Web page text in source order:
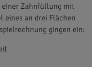
einer Zahnfüllung mit
eines an drei Flächen
gingen ein: